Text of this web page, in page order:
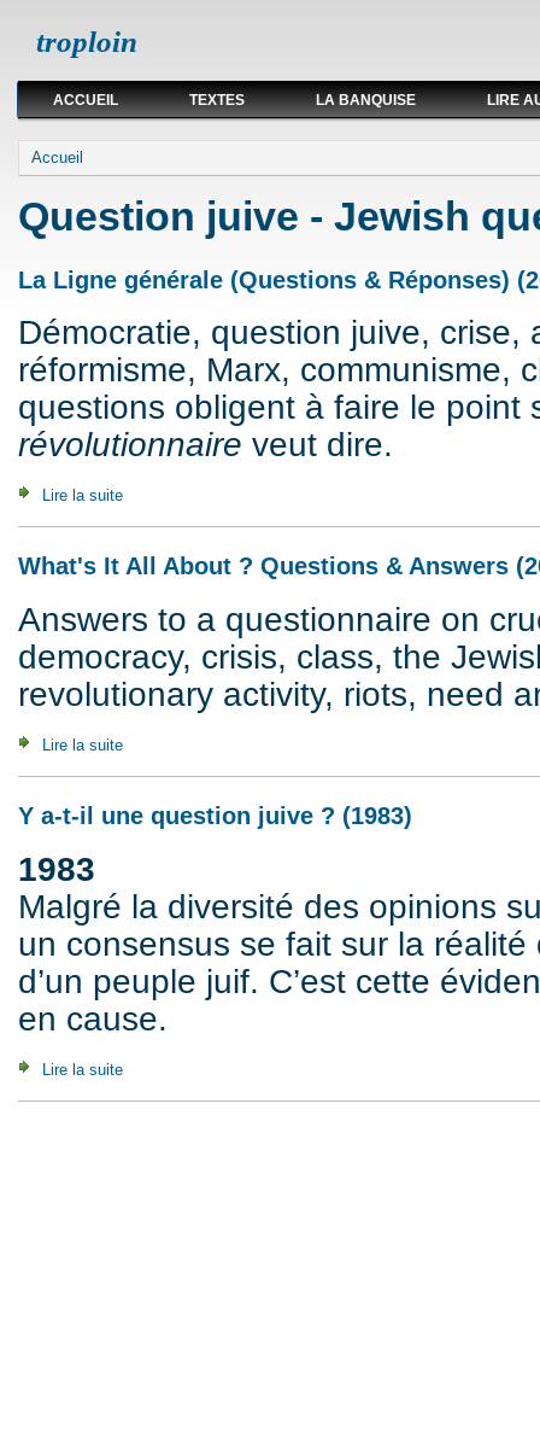
troploin
ACCUEIL TEXTES LA BANQUISE LIRE
Vous êtes ici
Accueil
Question juive - Jewish
La Ligne générale (Questions & Réponses)
Démocratie, question juive, crise,
réformisme, Marx, communisme,
questions obligent à faire le point
révolutionnaire veut dire.
Lire la suite
What's It All About ? Questions & Answers
Answers to a questionnaire on
democracy, crisis, class, the
revolutionary activity, riots, need
Lire la suite
Y a-t-il une question juive ? (1983)
1983
Malgré la diversité des opinions
un consensus se fait sur la réalité
d’un peuple juif. C’est cette
en cause.
Lire la suite